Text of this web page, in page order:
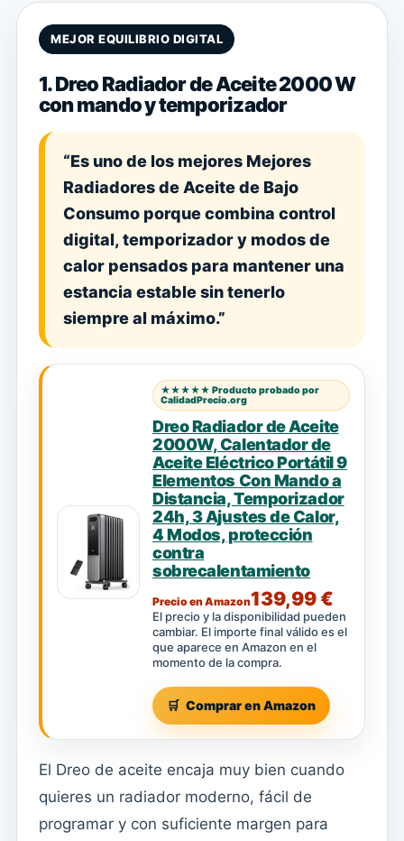
MEJOR EQUILIBRIO DIGITAL
1. Dreo Radiador de Aceite 2000 W
con mando y temporizador
“Es uno de los mejores Mejores
Radiadores de Aceite de Bajo
Consumo porque combina control
digital, temporizador y modos de
calor pensados para mantener una
estancia estable sin tenerlo
siempre al máximo.”
★★★★★ Producto probado por
CalidadPrecio.org
Dreo Radiador de Aceite
2000W, Calentador de
Aceite Eléctrico Portátil 9
Elementos Con Mando a
Distancia, Temporizador
24h, 3 Ajustes de Calor,
4 Modos, protección
contra
sobrecalentamiento
Precio en Amazon139,99 €
El precio y la disponibilidad pueden
cambiar. El importe final válido es el
que aparece en Amazon en el
momento de la compra.
Comprar en Amazon
El Dreo de aceite encaja muy bien cuando
quieres un radiador moderno, fácil de
programar y con suficiente margen para